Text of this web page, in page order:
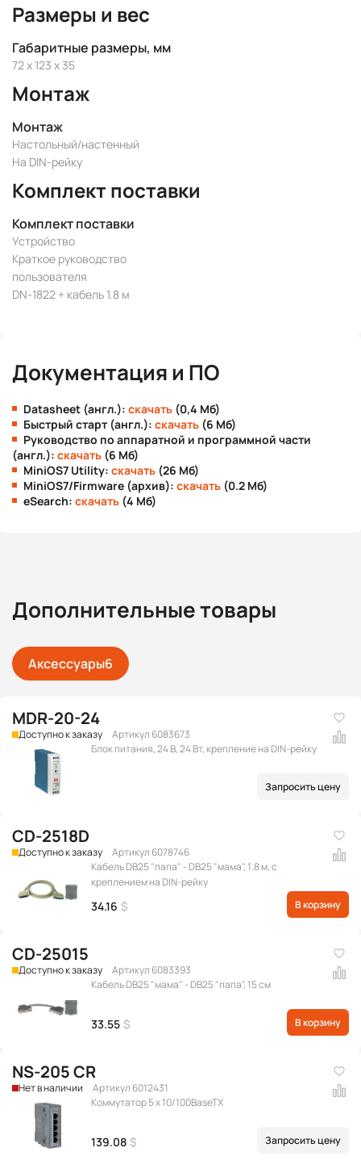
Размеры и вес
Габаритные размеры, мм
72 x 123 x 35
Монтаж
Монтаж
Настольный/настенный
На DIN-рейку
Комплект поставки
Комплект поставки
Устройство
Краткое руководство
пользователя
DN-1822 + кабель 1.8 м
Документация и ПО
Datasheet (англ.): скачать (0,4 Мб)
Быстрый старт (англ.): скачать (6 Мб)
Руководство по аппаратной и программной части
(англ.): скачать (6 Мб)
MiniOS7 Utility: скачать (26 Мб)
MiniOS7/Firmware (архив): скачать (0.2 Мб)
eSearch: скачать (4 Мб)
Дополнительные товары
Аксессуары6
MDR-20-24
Доступно к заказу
Артикул 6083673
Блок питания, 24 В, 24 Вт, крепление на DIN-рейку
Запросить цену
CD-2518D
Доступно к заказу
Артикул 6078746
Кабель DB25 "папа" - DB25 "мама", 1.8 м, с
креплением на DIN-рейку
34.16 $ В корзину
CD-25015
Доступно к заказу
Артикул 6083393
Кабель DB25 "мама" - DB25 "папа", 15 см
33.55 $ В корзину
NS-205 CR
Нет в наличии
Артикул 6012431
Коммутатор 5 x 10/100BaseTX
139.08 $ Запросить цену